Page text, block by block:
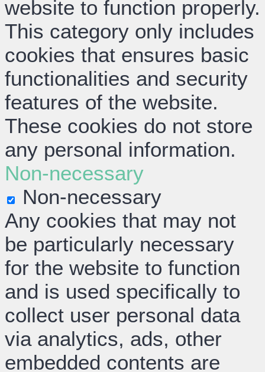
website to function properly.
This category only includes
cookies that ensures basic
functionalities and security
features of the website.
These cookies do not store
any personal information.
Non-necessary
Non-necessary
Any cookies that may not
be particularly necessary
for the website to function
and is used specifically to
collect user personal data
via analytics, ads, other
embedded contents are